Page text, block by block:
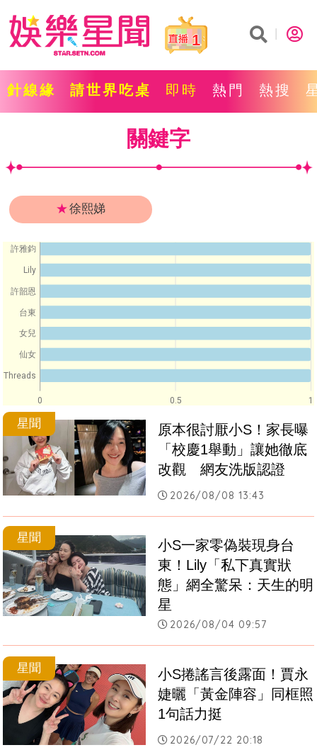
1
針線緣 請世界吃桌 即時 熱門 熱搜
關鍵字
★徐熙娣
0 0.5 1
許雅鈞
Lily
許韶恩
台東
女兒
仙女
Threads
星聞
原本很討厭小S！家長曝
「校慶1舉動」讓她徹底
改觀　網友洗版認證
2026/08/08 13:43
星聞
小S一家零偽裝現身台
東！Lily「私下真實狀
態」網全驚呆：天生的明
星
2026/08/04 09:57
星聞
小S捲謠言後露面！賈永
婕曬「黃金陣容」同框照
1句話力挺
2026/07/22 20:18